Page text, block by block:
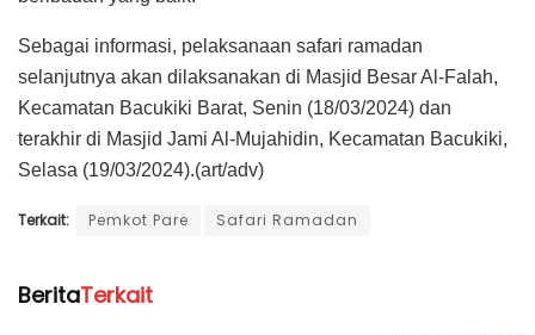
Sebagai informasi, pelaksanaan safari ramadan
selanjutnya akan dilaksanakan di Masjid Besar Al-Falah,
Kecamatan Bacukiki Barat, Senin (18/03/2024) dan
terakhir di Masjid Jami Al-Mujahidin, Kecamatan Bacukiki,
Selasa (19/03/2024).(art/adv)
Terkait: Pemkot Pare Safari Ramadan
BeritaTerkait